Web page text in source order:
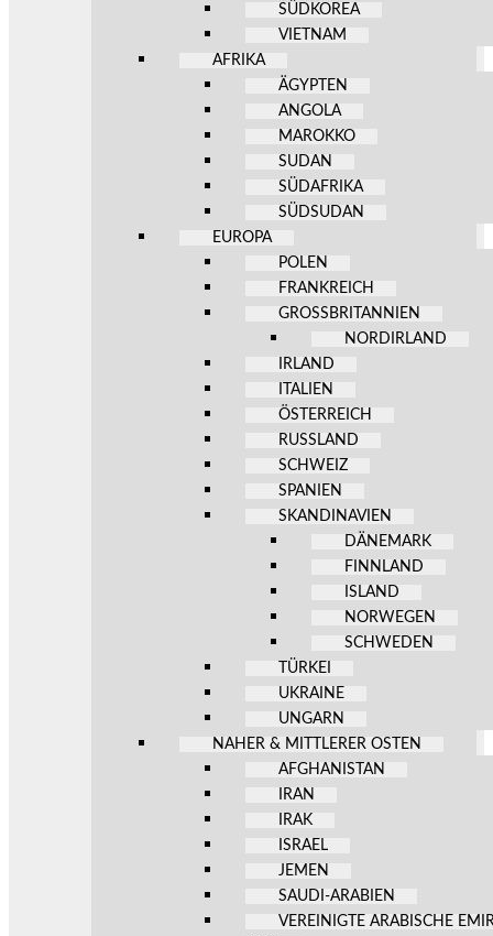
SÜDKOREA
VIETNAM
AFRIKA
ÄGYPTEN
ANGOLA
MAROKKO
SUDAN
SÜDAFRIKA
SÜDSUDAN
EUROPA
POLEN
FRANKREICH
GROSSBRITANNIEN
NORDIRLAND
IRLAND
ITALIEN
ÖSTERREICH
RUSSLAND
SCHWEIZ
SPANIEN
SKANDINAVIEN
DÄNEMARK
FINNLAND
ISLAND
NORWEGEN
SCHWEDEN
TÜRKEI
UKRAINE
UNGARN
NAHER & MITTLERER OSTEN
AFGHANISTAN
IRAN
IRAK
ISRAEL
JEMEN
SAUDI-ARABIEN
VEREINIGTE ARABISCHE